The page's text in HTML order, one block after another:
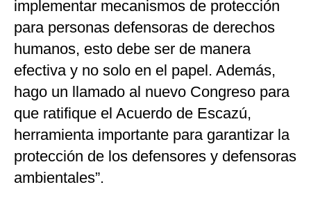
implementar mecanismos de protección
para personas defensoras de derechos
humanos, esto debe ser de manera
efectiva y no solo en el papel. Además,
hago un llamado al nuevo Congreso para
que ratifique el Acuerdo de Escazú,
herramienta importante para garantizar la
protección de los defensores y defensoras
ambientales”.